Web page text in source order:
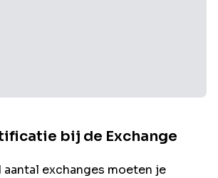
bij de Exchange
aantal exchanges moeten je